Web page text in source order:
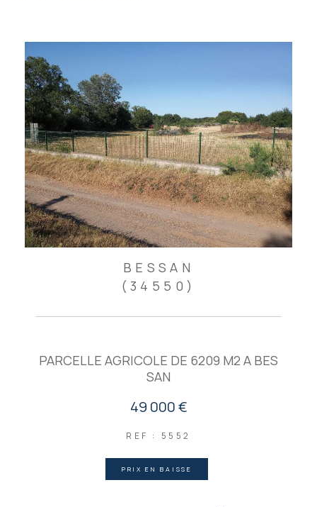
BESSAN
(34550)
PARCELLE AGRICOLE DE 6209 M2 A BES
SAN
49 000 €
REF : 5552
PRIX EN BAISSE